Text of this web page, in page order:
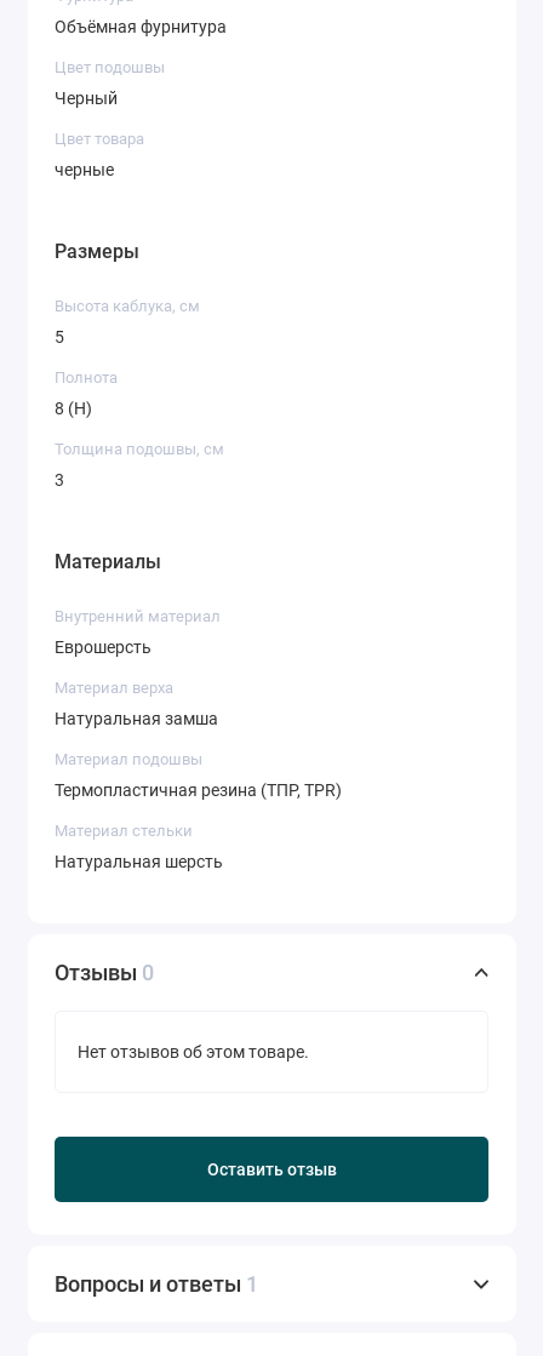
Объёмная фурнитура
Цвет подошвы
Черный
Цвет товара
черные
Размеры
Высота каблука, см
5
Полнота
8 (H)
Толщина подошвы, см
3
Материалы
Внутренний материал
Еврошерсть
Материал верха
Натуральная замша
Материал подошвы
Термопластичная резина (ТПР, TPR)
Материал стельки
Натуральная шерсть
Отзывы 0
Нет отзывов об этом товаре.
Оставить отзыв
Вопросы и ответы 1